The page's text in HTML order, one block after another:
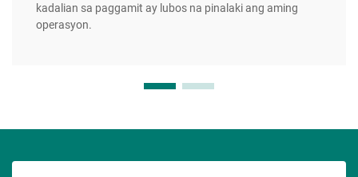
kadalian sa paggamit ay lubos na pinalaki ang aming
operasyon.